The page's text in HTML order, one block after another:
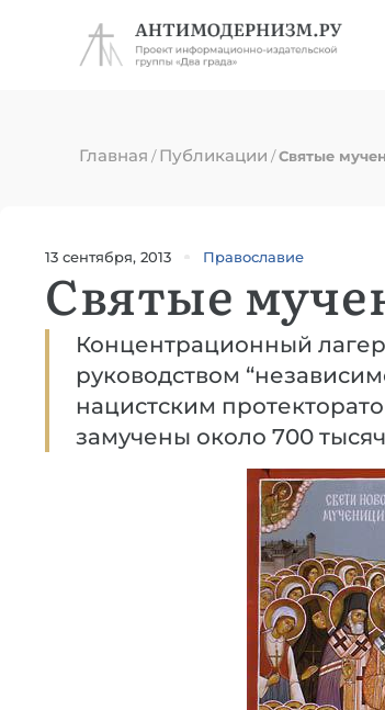
Главная /Публикации /Святые
13 сентября, 2013 Православие
Святые
Концентрационный
руководством
нацистским
замучены около 700